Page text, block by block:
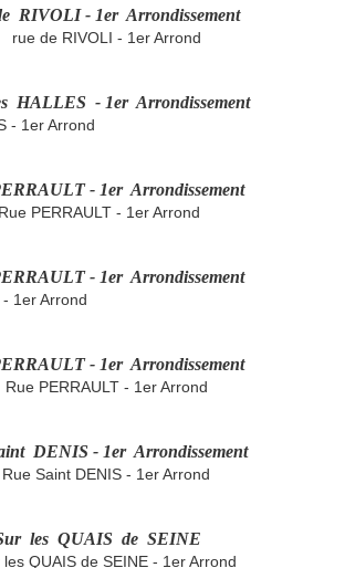
RIVOLI - 1er Arrondissement
HALLES - 1er Arrondissement
- 1er Arrondissement
- 1er Arrondissement
- 1er Arrondissement
DENIS - 1er Arrondissement
les QUAIS de SEINE